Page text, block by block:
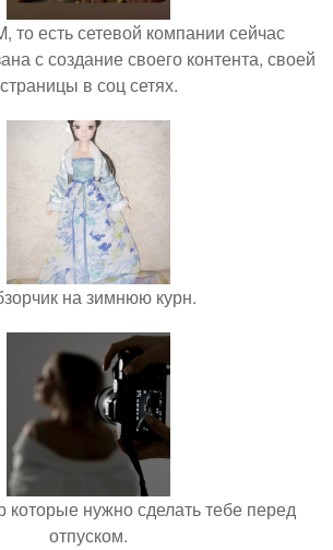
то есть сетевой компании сейчас
с создание своего контента, своей
страницы в соц сетях.
на зимнюю курн.
которые нужно сделать тебе перед
отпуском.